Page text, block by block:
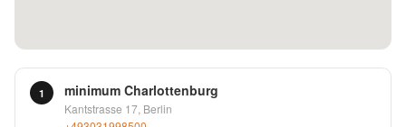
Deutsch
1 minimum Charlottenburg
Kantstrasse 17, Berlin